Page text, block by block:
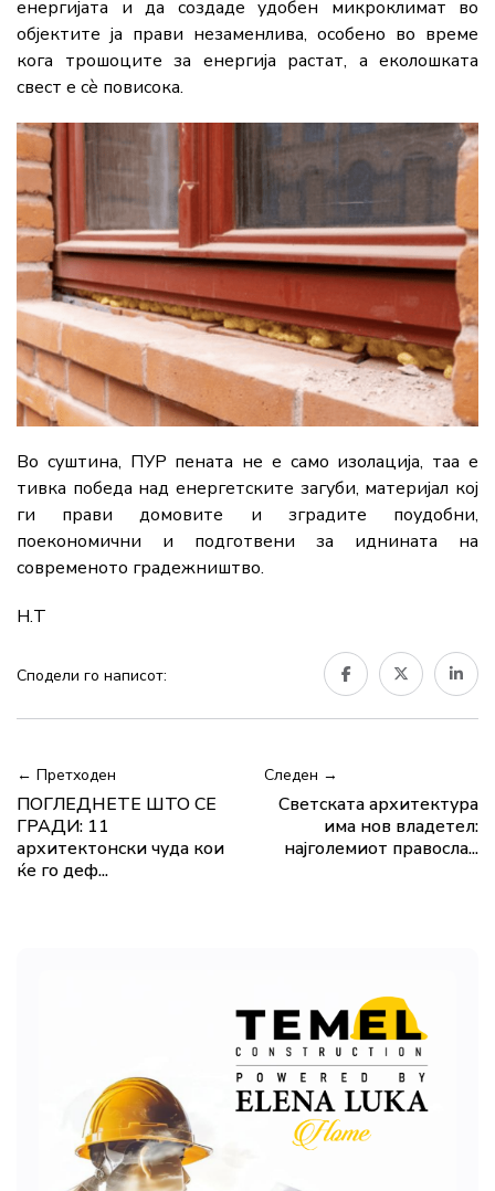
енергијата и да создаде удобен микроклимат во
објектите ја прави незаменлива, особено во време
кога трошоците за енергија растат, а еколошката
свест е сè повисока.
Во суштина, ПУР пената не е само изолација, таа е
тивка победа над енергетските загуби, материјал кој
ги прави домовите и зградите поудобни,
поекономични и подготвени за иднината на
современото градежништво.
Н.Т
Сподели го написот:
← Претходен
ПОГЛЕДНЕТЕ ШТО СЕ
ГРАДИ: 11
архитектонски чуда кои
ќе го деф...
Следен →
Светската архитектура
има нов владетел:
најголемиот правосла...